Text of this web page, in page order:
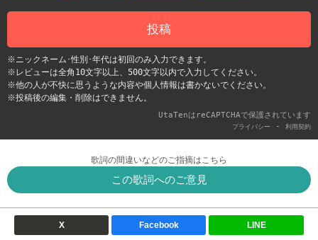
投稿
※ニックネーム･性別･年代は初回のみ入力できます。
※レビューは全角10文字以上、500文字以内で入力してください。
※他の人が不快に思うような内容や個人情報は書かないでください。
※投稿後の編集・削除はできません。
UtaTenはreCAPTCHAで保護されています
プライバシー - 利用契約
歌詞の間違いなどのご指摘はこちら
この歌詞へのご意見
X Facebook LINE